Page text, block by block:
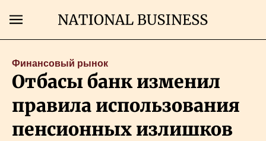
Главная
Экономика
Финансовый рынок
Отбасы банк изменил
правила использования
пенсионных излишков